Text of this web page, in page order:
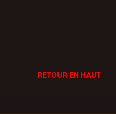
RETOUR EN HAUT